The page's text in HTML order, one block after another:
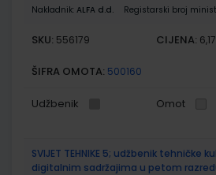
Nakladnik: ALFA d.d. Registarski broj
SKU: 556179 CIJENA:
ŠIFRA OMOTA: 500160
Udžbenik Omot
SVIJET TEHNIKE 5; udžbenik tehničke
digitalnim sadržajima u petom